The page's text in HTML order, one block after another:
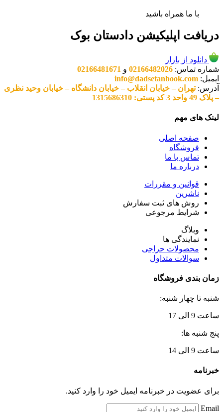
با ما همراه باشید
دریافت اپلیکیشن دادستان بوک
دانلود از بازار
شماره تماس: 02166482026 و 02166481671
ایمیل: info@dadsetanbook.com
آدرس:تهران – خیابان انقلاب – خیابان دانشگاه – خیابان وحید نظری
– پلاک 49 واحد 3 کد پستی: 1315686310
لینک های مهم
صفحه اصلی
فروشگاه
تماس با ما
درباره ما
قوانین و مقررات
ناشرین
روش های ثبت سفارش
شرایط مرجوعی
وبلاگ
نمایندگی ها
محصولات حراجی
سوالات متداول
زمان بندی فروشگاه
شنبه تا چهار شنبه:
ساعت 9 الی 17
پنج شنبه ها:
ساعت 9 الی 14
خبرنامه
برای عضویت در خبرنامه ایمیل خود را وارد کنید.
Email